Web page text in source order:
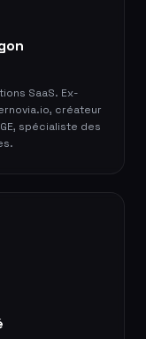
SaaS. Ex-
créateur
spécialiste des